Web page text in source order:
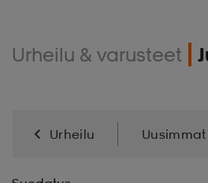
Urheilu & varusteet
Urheilu Uusimmat